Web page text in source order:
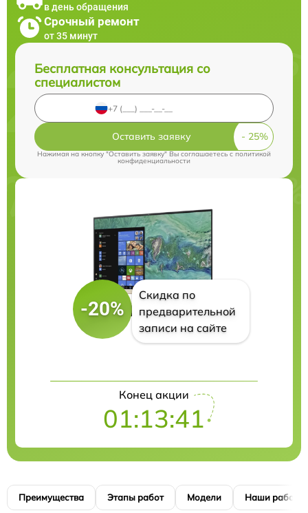
в день обращения
Срочный ремонт
от 35 минут
Бесплатная консультация со
специалистом
Оставить заявку
Нажимая на кнопку "Оставить заявку" Вы соглашаетесь cполитикой
конфиденциальности
-20%
Скидка по
предварительной
записи на сайте
Конец акции
01:13:41
Преимущества Этапы работ Модели Наши работы